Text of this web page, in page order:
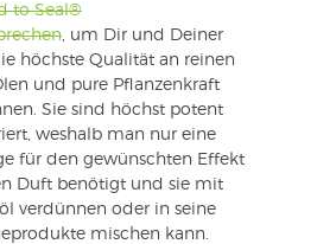
to Seal®
, um Dir und Deiner
höchste Qualität an reinen
und pure Pflanzenkraft
Sie sind höchst potent
weshalb man nur eine
für den gewünschten Effekt
Duft benötigt und sie mit
verdünnen oder in seine
mischen kann.